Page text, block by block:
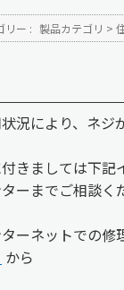
リー : 製品カテゴリ >
況により、ネジ
きましては下記
ーまでご相談く
ターネットでの修
から